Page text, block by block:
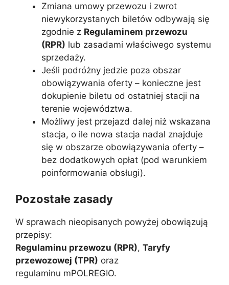
Zmiana umowy przewozu i zwrot
niewykorzystanych biletów odbywają się
zgodnie z Regulaminem przewozu
(RPR) lub zasadami właściwego systemu
sprzedaży.
Jeśli podróżny jedzie poza obszar
obowiązywania oferty – konieczne jest
dokupienie biletu od ostatniej stacji na
terenie województwa.
Możliwy jest przejazd dalej niż wskazana
stacja, o ile nowa stacja nadal znajduje
się w obszarze obowiązywania oferty –
bez dodatkowych opłat (pod warunkiem
poinformowania obsługi).
Pozostałe zasady
W sprawach nieopisanych powyżej obowiązują
przepisy:
Regulaminu przewozu (RPR), Taryfy
przewozowej (TPR) oraz
regulaminu mPOLREGIO.